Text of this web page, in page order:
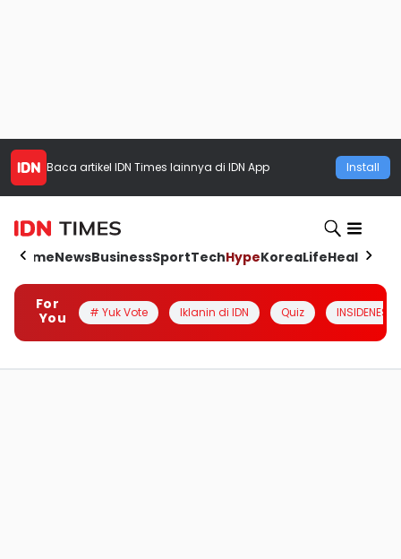
Baca artikel IDN Times lainnya di IDN App Install
HomeNewsBusinessSportTechHypeKoreaLifeHealth
For
You
# Yuk Vote Iklanin di IDN Quiz INSIDENESIA